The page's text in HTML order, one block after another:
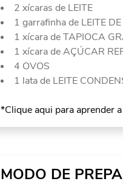
2 xícaras de LEITE
1 garrafinha de LEITE
1 xícara de TAPIOCA
1 xícara de AÇÚCAR
4 OVOS
1 lata de LEITE
*Clique aqui para aprender
MODO DE